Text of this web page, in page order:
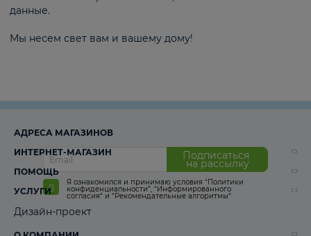
данные.
Мы несем свет вам и вашему дому!
Подписаться
на рассылку
Я ознакомился и принимаю условия “Политики
конфиденциальности”, “Информированного
согласия“ и “Рекомендательные алгоритмы“
АДРЕСА МАГАЗИНОВ
ИНТЕРНЕТ-МАГАЗИН
ПОМОЩЬ
УСЛУГИ
Дизайн-проект